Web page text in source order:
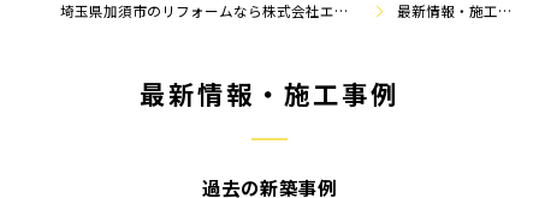
埼玉県加須市のリフォームなら株式会社エアロック 最新情報・施工事例
最新情報・施工事例
過去の新築事例